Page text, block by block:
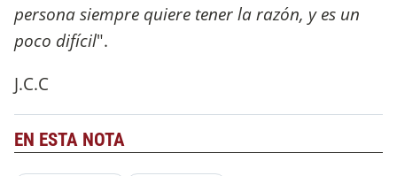
persona siempre quiere tener la razón, y es un
poco difícil".
J.C.C
EN ESTA NOTA